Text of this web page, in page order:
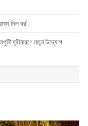
দিল বর’
দূরীকরণে নতুন উদ্যোগ